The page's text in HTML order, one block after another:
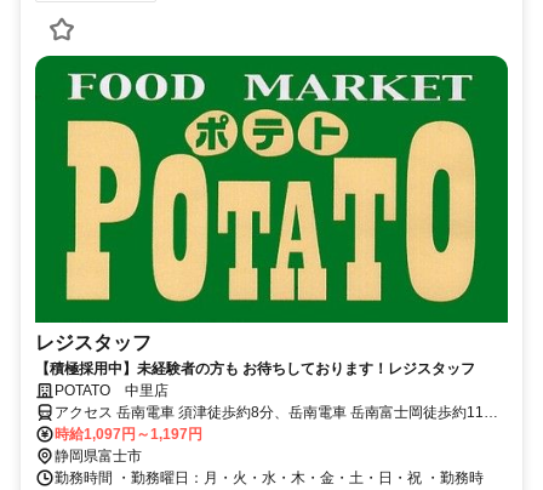
レジスタッフ
【積極採用中】未経験者の方も お待ちしております！レジスタッフ
POTATO 中里店
アクセス 岳南電車 須津徒歩約8分、岳南電車 岳南富士岡徒歩約11
分、岳南電車 神谷徒歩約19分
時給1,097円～1,197円
静岡県富士市
勤務時間 ・勤務曜日：月・火・水・木・金・土・日・祝 ・勤務時